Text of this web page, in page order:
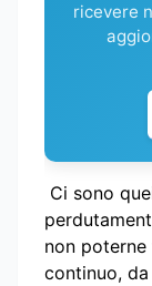
ricevere
Ci sono
non
continuo,